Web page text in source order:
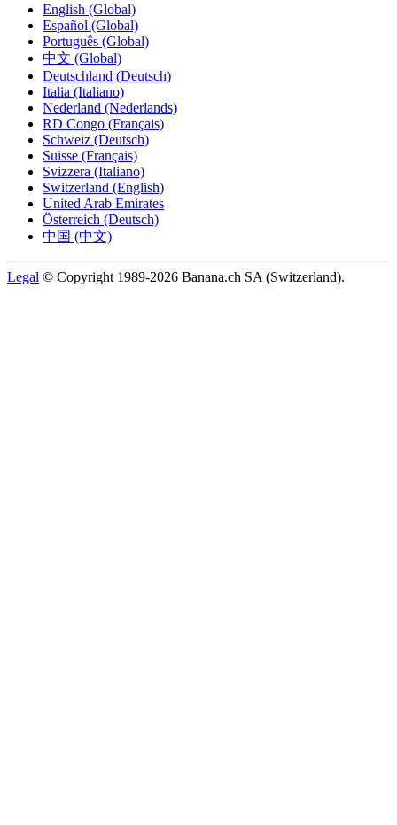
English (Global)
Español (Global)
Português (Global)
中文 (Global)
Deutschland (Deutsch)
Italia (Italiano)
Nederland (Nederlands)
RD Congo (Français)
Schweiz (Deutsch)
Suisse (Français)
Svizzera (Italiano)
Switzerland (English)
United Arab Emirates
Österreich (Deutsch)
中国 (中文)
Legal © Copyright 1989-2026 Banana.ch SA (Switzerland).